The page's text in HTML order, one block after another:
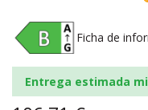
Ficha de
Entrega estimada